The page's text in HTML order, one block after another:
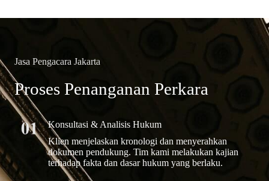
Jasa Pengacara Jakarta
Proses Penanganan Perkara
Konsultasi & Analisis Hukum
Klien menjelaskan kronologi dan menyerahkan
dokumen pendukung. Tim kami melakukan kajian
terhadap fakta dan dasar hukum yang berlaku.